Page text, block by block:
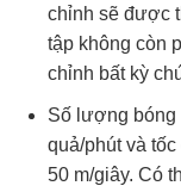
chỉnh sẽ được
tập không còn
chỉnh bất kỳ
Số lượng bóng
quả/phút và
50 m/giây. Có